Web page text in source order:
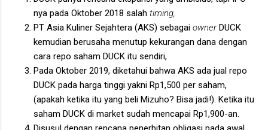
nya pada Oktober 2018 salah timing,
PT Asia Kuliner Sejahtera (AKS) sebagai ownerDUCK
kemudian berusaha menutup kekurangan dana dengan
cara repo saham DUCK itu sendiri,
Pada Oktober 2019, diketahui bahwa AKS ada jual repo
DUCK pada harga tinggi yakni Rp1,500 per saham,
(apakah ketika itu yang beli Mizuho? Bisa jadi!). Ketika itu
saham DUCK di market sudah mencapai Rp1,900-an.